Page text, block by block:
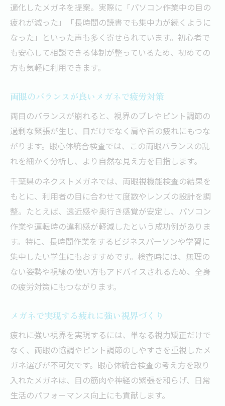
適化したメガネを提案。実際に「パソコン作業中の目の
疲れが減った」「長時間の読書でも集中力が続くように
なった」といった声も多く寄せられています。初心者で
も安心して相談できる体制が整っているため、初めての
方も気軽に利用できます。
両眼のバランスが良いメガネで疲労対策
両目のバランスが崩れると、視界のブレやピント調節の
過剰な緊張が生じ、目だけでなく肩や首の疲れにもつな
がります。眼心体統合検査では、この両眼バランスの乱
れを細かく分析し、より自然な見え方を目指します。
千葉県のネクストメガネでは、両眼視機能検査の結果を
もとに、利用者の目に合わせて度数やレンズの設計を調
整。たとえば、遠近感や奥行き感覚が安定し、パソコン
作業や運転時の違和感が軽減したという成功例がありま
す。特に、長時間作業をするビジネスパーソンや学習に
集中したい学生にもおすすめです。検査時には、無理の
ない姿勢や視線の使い方もアドバイスされるため、全身
の疲労対策にもつながります。
メガネで実現する疲れに強い視界づくり
疲れに強い視界を実現するには、単なる視力矯正だけで
なく、両眼の協調やピント調節のしやすさを重視したメ
ガネ選びが不可欠です。眼心体統合検査の考え方を取り
入れたメガネは、目の筋肉や神経の緊張を和らげ、日常
生活のパフォーマンス向上にも貢献します。